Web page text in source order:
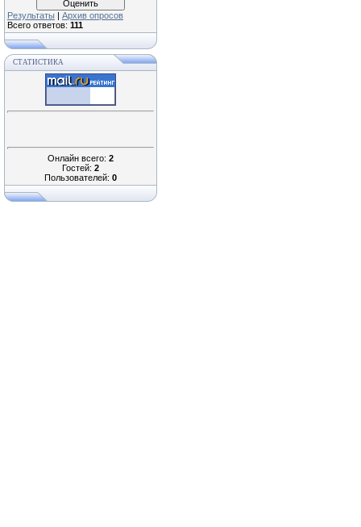
Результаты | Архив опросов
Всего ответов: 111
СТАТИСТИКА
Онлайн всего: 2
Гостей: 2
Пользователей: 0